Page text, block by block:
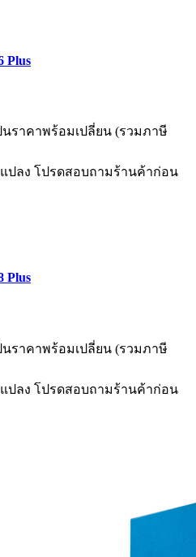
Plus
ราคาพร้อมเปลี่ยน (รวมภาษี
ปลง โปรดสอบถามร้านค้าก่อน
Plus
ราคาพร้อมเปลี่ยน (รวมภาษี
ปลง โปรดสอบถามร้านค้าก่อน